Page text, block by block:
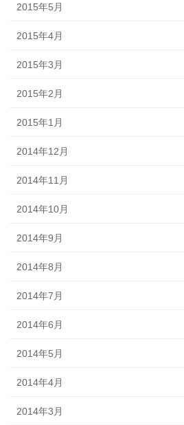
2015年5月
2015年4月
2015年3月
2015年2月
2015年1月
2014年12月
2014年11月
2014年10月
2014年9月
2014年8月
2014年7月
2014年6月
2014年5月
2014年4月
2014年3月